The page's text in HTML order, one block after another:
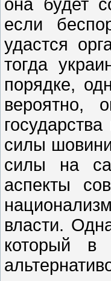
она будет
если
удастся
тогда
порядке,
вероятно,
силы
силы на
аспекты
власти.
который в